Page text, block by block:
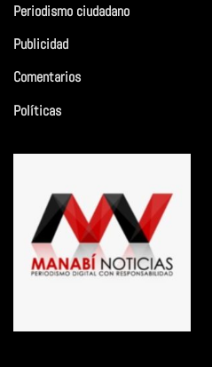
Periodismo ciudadano
Publicidad
Comentarios
Políticas